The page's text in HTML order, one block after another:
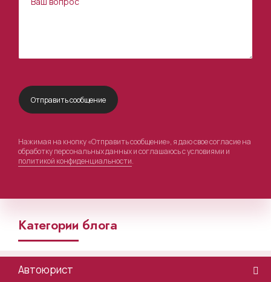
Нажимая на кнопку «Отправить сообщение», я даю свое согласие на
обработку персональных данных и соглашаюсь с условиями и
политикой конфиденциальности.
Категории блога
Автоюрист